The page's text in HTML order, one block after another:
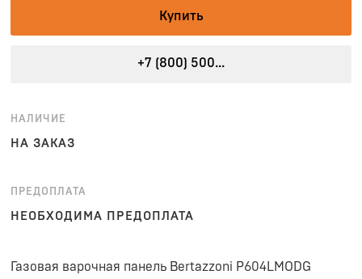
Купить
+7 (800) 500...
НАЛИЧИЕ
НА ЗАКАЗ
ПРЕДОПЛАТА
НЕОБХОДИМА ПРЕДОПЛАТА
Газовая варочная панель Bertazzoni P604LMODG